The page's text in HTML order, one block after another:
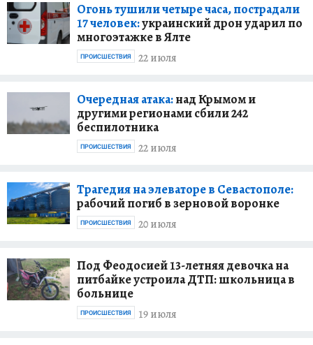
Огонь тушили четыре часа, пострадали
17 человек:украинский дрон ударил по
многоэтажке в Ялте
22 июля
ПРОИСШЕСТВИЯ
Очередная атака:над Крымом и
другими регионами сбили 242
беспилотника
22 июля
ПРОИСШЕСТВИЯ
Трагедия на элеваторе в Севастополе:
рабочий погиб в зерновой воронке
20 июля
ПРОИСШЕСТВИЯ
Под Феодосией 13-летняя девочка на
питбайке устроила ДТП: школьница в
больнице
19 июля
ПРОИСШЕСТВИЯ